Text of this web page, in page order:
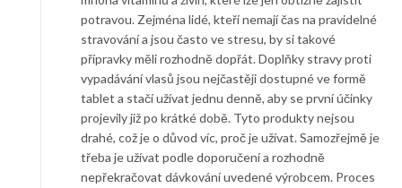
potravou. Zejména lidé, kteří nemají čas na pravidelné
stravování a jsou často ve stresu, by si takové
přípravky měli rozhodně dopřát. Doplňky stravy proti
vypadávání vlasů jsou nejčastěji dostupné ve formě
tablet a stačí užívat jednu denně, aby se první účinky
projevily již po krátké době. Tyto produkty nejsou
drahé, což je o důvod víc, proč je užívat. Samozřejmě je
třeba je užívat podle doporučení a rozhodně
nepřekračovat dávkování uvedené výrobcem. Proces